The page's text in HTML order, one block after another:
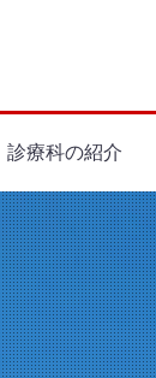
診療科の紹介